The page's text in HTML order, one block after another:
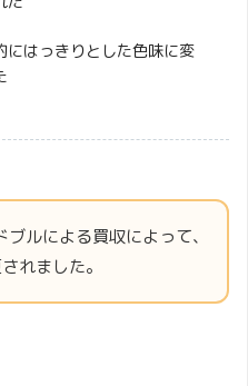
にはっきりとした色味に変
ルによる買収によって、
れました。